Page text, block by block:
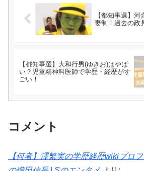
【都知事選】
妻制！過去の政
【都知事選】大和行男(ゆきお)はやば
い？児童精神科医師で学歴・経歴がす
ごい！
コメント
【何者】澤繁実の学歴経歴wikiプロ